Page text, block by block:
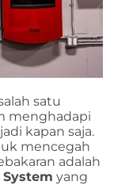
satu
menghadapi
kapan saja.
mencegah
adalah
yang